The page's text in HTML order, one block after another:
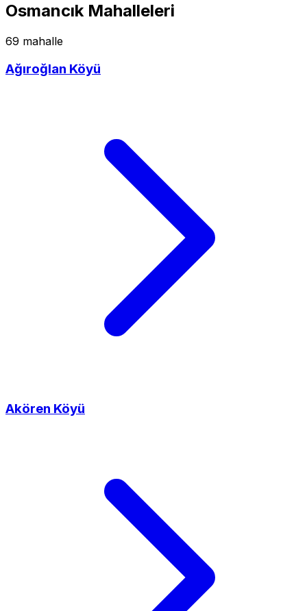
Osmancık Mahalleleri
69 mahalle
Ağıroğlan Köyü
Akören Köyü